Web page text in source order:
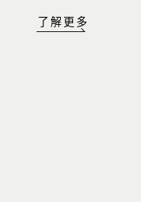
了解更多